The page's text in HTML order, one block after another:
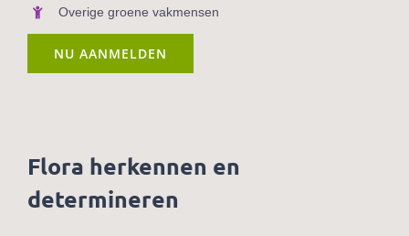
Overige groene vakmensen
NU AANMELDEN
Flora herkennen en
determineren